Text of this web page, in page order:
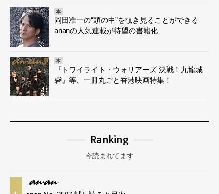
本
岡田准一の“頭の中”を覗き見ることができる
ananの人気連載が待望の書籍化
本
『トワイライト・ウォリアーズ 決戦！九龍城
砦』等、一冊丸ごと香港映画特集！
Ranking
今読まれてます